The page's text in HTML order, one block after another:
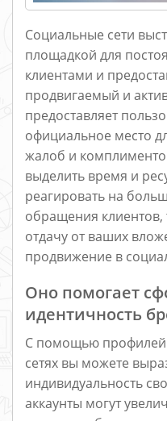
Социальные сети
площадкой для
клиентами и
продвигаемый и
предоставляет
официальное место
жалоб и
выделить время и
реагировать на
обращения
отдачу от ваших
продвижение в
Оно помогает
идентичность
С помощью профилей
сетях вы можете
индивидуальность
аккаунты могут